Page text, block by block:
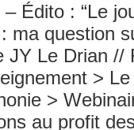
Édito : “Le
ma question
JY Le Drian //
>
>
au profit